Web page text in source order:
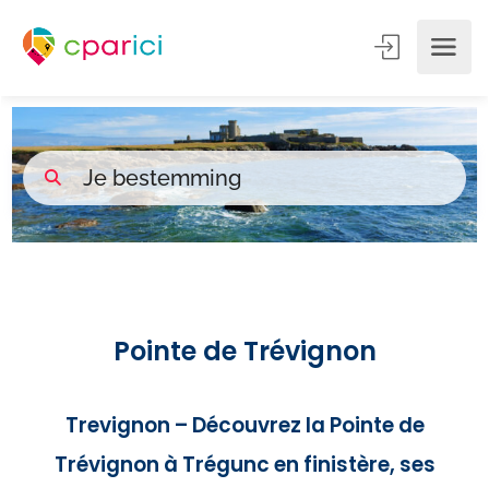
Pointe de Trévignon
Trevignon – Découvrez la Pointe de
Trévignon à Trégunc en finistère, ses